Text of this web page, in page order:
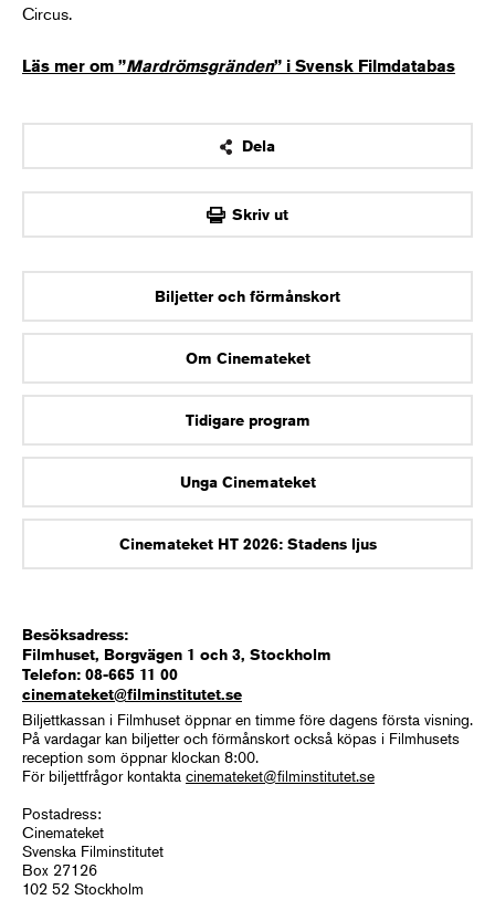
Circus.
Läs mer om ”Mardrömsgränden” i Svensk Filmdatabas
Dela
OK
Skriv ut
Biljetter och förmånskort
Om Cinemateket
Tidigare program
Unga Cinemateket
Cinemateket HT 2026: Stadens ljus
Besöksadress:
Filmhuset, Borgvägen 1 och 3, Stockholm
Telefon: 08-665 11 00
cinemateket@filminstitutet.se
Biljettkassan i Filmhuset öppnar en timme före dagens första visning.
På vardagar kan biljetter och förmånskort också köpas i Filmhusets
reception som öppnar klockan 8:00.
För biljettfrågor kontakta cinemateket@filminstitutet.se
Postadress:
Cinemateket
Svenska Filminstitutet
Box 27126
102 52 Stockholm